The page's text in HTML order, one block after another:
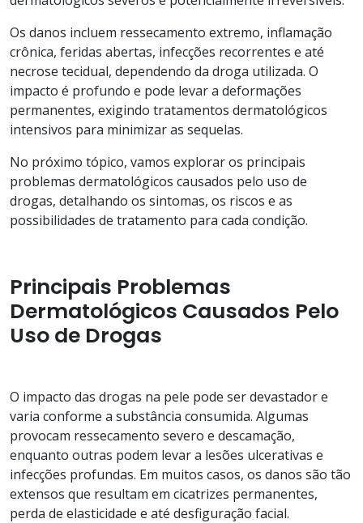
Os danos incluem ressecamento extremo, inflamação
crônica, feridas abertas, infecções recorrentes e até
necrose tecidual, dependendo da droga utilizada. O
impacto é profundo e pode levar a deformações
permanentes, exigindo tratamentos dermatológicos
intensivos para minimizar as sequelas.
No próximo tópico, vamos explorar os principais
problemas dermatológicos causados pelo uso de
drogas, detalhando os sintomas, os riscos e as
possibilidades de tratamento para cada condição.
Principais Problemas
Dermatológicos Causados Pelo
Uso de Drogas
O impacto das drogas na pele pode ser devastador e
varia conforme a substância consumida. Algumas
provocam ressecamento severo e descamação,
enquanto outras podem levar a lesões ulcerativas e
infecções profundas. Em muitos casos, os danos são tão
extensos que resultam em cicatrizes permanentes,
perda de elasticidade e até desfiguração facial.